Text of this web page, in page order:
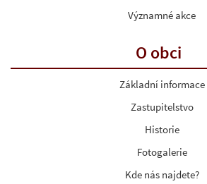
Významné akce
O obci
Základní informace
Zastupitelstvo
Historie
Fotogalerie
Kde nás najdete?